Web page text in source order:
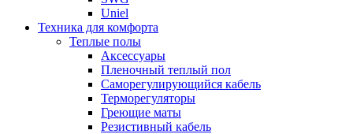
Uniel
Техника для комфорта
Теплые полы
Аксессуары
Пленочный теплый пол
Саморегулирующийся кабель
Терморегуляторы
Греющие маты
Резистивный кабель